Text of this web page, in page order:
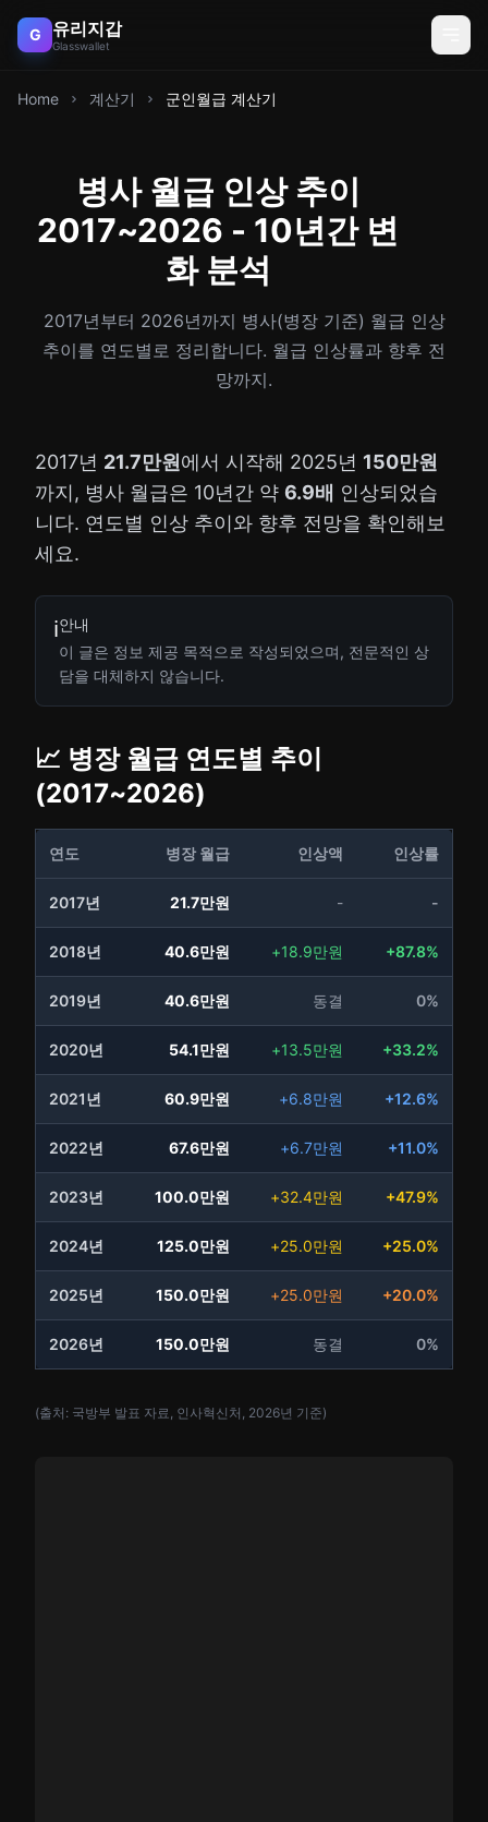
G 유리지갑
Glasswallet
Home 계산기 군인월급 계산기
병사 월급 인상 추이
2017~2026 - 10년간 변
화 분석
2017년부터 2026년까지 병사(병장 기준) 월급 인상
추이를 연도별로 정리합니다. 월급 인상률과 향후 전
망까지.
2017년 21.7만원 에서 시작해 2025년 150만원
까지, 병사 월급은 10년간 약 6.9배 인상되었습
니다. 연도별 인상 추이와 향후 전망을 확인해보
세요.
ℹ️안내
이 글은 정보 제공 목적으로 작성되었으며, 전문적인 상
담을 대체하지 않습니다.
📈 병장 월급 연도별 추이
(2017~2026)
연도 병장 월급 인상액 인상률
2017년 21.7만원 - -
2018년 40.6만원 +18.9만원 +87.8%
2019년 40.6만원 동결 0%
2020년 54.1만원 +13.5만원 +33.2%
2021년 60.9만원 +6.8만원 +12.6%
2022년 67.6만원 +6.7만원 +11.0%
2023년 100.0만원 +32.4만원 +47.9%
2024년 125.0만원 +25.0만원 +25.0%
2025년 150.0만원 +25.0만원 +20.0%
2026년 150.0만원 동결 0%
(출처: 국방부 발표 자료, 인사혁신처, 2026년 기준)